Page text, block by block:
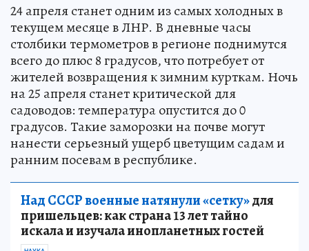
24 апреля станет одним из самых холодных в
текущем месяце в ЛНР. В дневные часы
столбики термометров в регионе поднимутся
всего до плюс 8 градусов, что потребует от
жителей возвращения к зимним курткам. Ночь
на 25 апреля станет критической для
садоводов: температура опустится до 0
градусов. Такие заморозки на почве могут
нанести серьезный ущерб цветущим садам и
ранним посевам в республике.
Над СССР военные натянули «сетку»для
пришельцев: как страна 13 лет тайно
искала и изучала инопланетных гостей